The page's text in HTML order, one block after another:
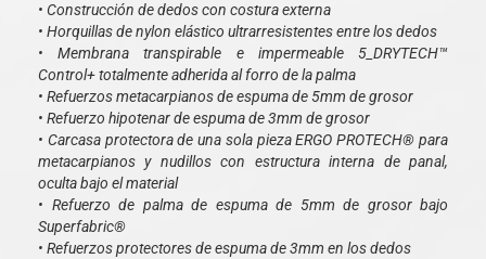
• Construcción de dedos con costura externa
• Horquillas de nylon elástico ultrarresistentes entre los dedos
• Membrana transpirable e impermeable 5_DRYTECH™
Control+ totalmente adherida al forro de la palma
• Refuerzos metacarpianos de espuma de 5mm de grosor
• Refuerzo hipotenar de espuma de 3mm de grosor
• Carcasa protectora de una sola pieza ERGO PROTECH® para
metacarpianos y nudillos con estructura interna de panal,
oculta bajo el material
• Refuerzo de palma de espuma de 5mm de grosor bajo
Superfabric®
• Refuerzos protectores de espuma de 3mm en los dedos